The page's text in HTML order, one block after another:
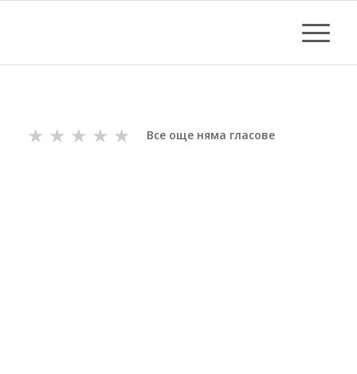
★
★
★
★
★ Все още няма гласове